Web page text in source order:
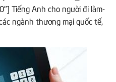
Tiếng Anh cho người đi làm-
ngành thương mại quốc tế,